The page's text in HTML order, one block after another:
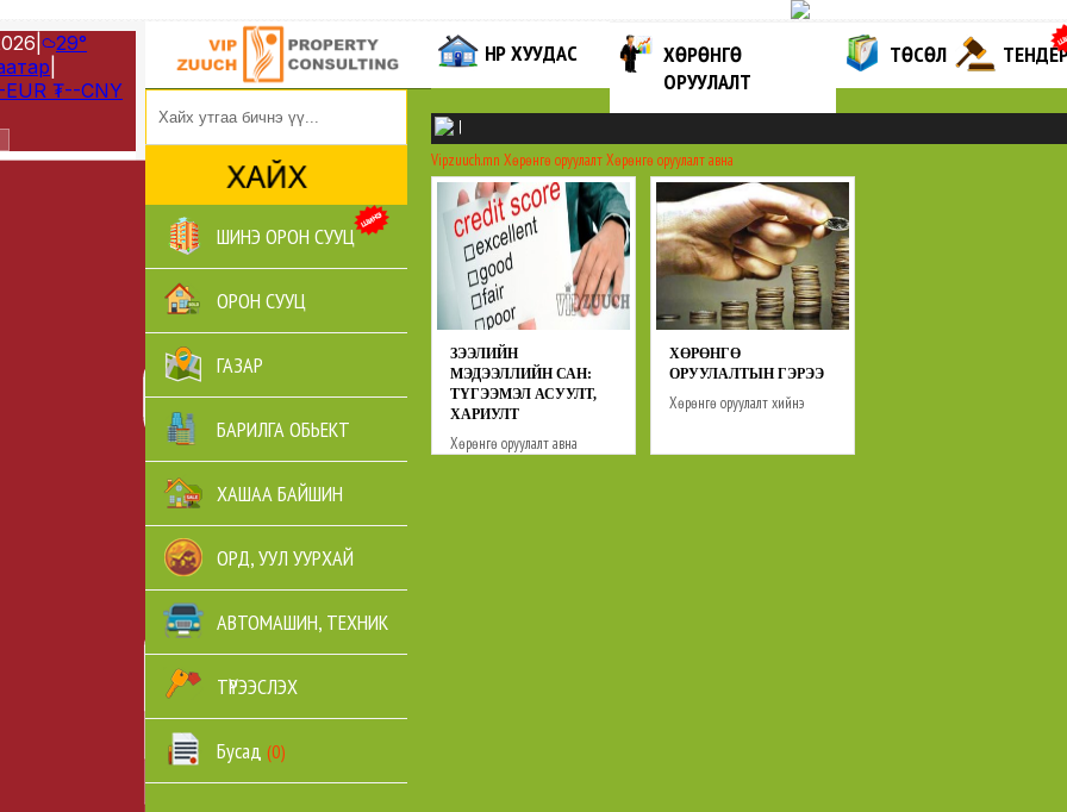
ШИНЭ ОРОН СУУЦ
ОРОН СУУЦ
ГАЗАР
БАРИЛГА ОБЬЕКТ
ХАШАА БАЙШИН
ОРД, УУЛ УУРХАЙ
АВТОМАШИН, ТЕХНИК
ТҮРЭЭСЛЭХ
Бусад (0)
НҮҮР ХУУДАС
ХӨРӨНГӨ
ОРУУЛАЛТ
ТӨСӨЛ
|
Vipzuuch.mn Хөрөнгө оруулалтХөрөнгө оруулалт авна
ЗЭЭЛИЙН
МЭДЭЭЛЛИЙН САН:
ТҮГЭЭМЭЛ АСУУЛТ,
ХАРИУЛТ
Хөрөнгө оруулалт авна
ХӨРӨНГӨ
ОРУУЛАЛТЫН ГЭРЭЭ
Хөрөнгө оруулалт хийнэ